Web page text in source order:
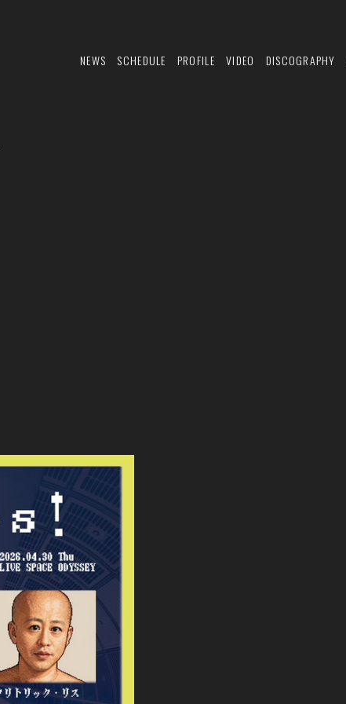
NEWS SCHEDULE PROFILE VIDEO DISCOGRAPHY